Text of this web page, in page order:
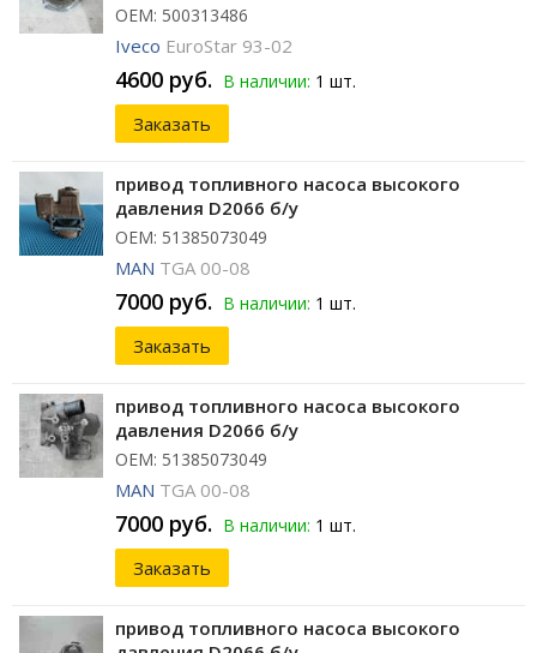
ОЕМ: 500313486
Iveco EuroStar 93-02
4600 руб. В наличии: 1 шт.
Заказать
привод топливного насоса высокого
давления D2066 б/у
ОЕМ: 51385073049
MAN TGA 00-08
7000 руб. В наличии: 1 шт.
Заказать
привод топливного насоса высокого
давления D2066 б/у
ОЕМ: 51385073049
MAN TGA 00-08
7000 руб. В наличии: 1 шт.
Заказать
привод топливного насоса высокого